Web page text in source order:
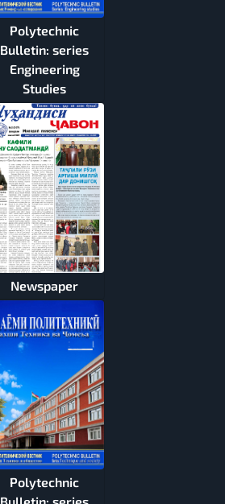
Polytechnic
Bulletin: series
Engineering
Studies
Newspaper
Polytechnic